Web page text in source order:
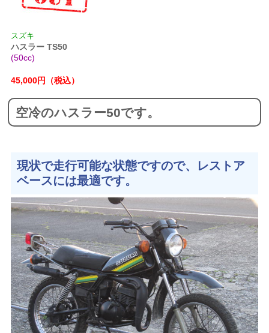
スズキ
ハスラー TS50
(50cc)
45,000円（税込）
空冷のハスラー50です。
現状で走行可能な状態ですので、レストア
ベースには最適です。